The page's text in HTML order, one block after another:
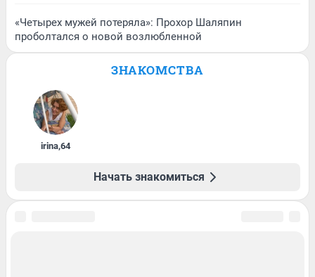
«Четырех мужей потеряла»: Прохор Шаляпин
проболтался о новой возлюбленной
ЗНАКОМСТВА
irina,64
Начать знакомиться